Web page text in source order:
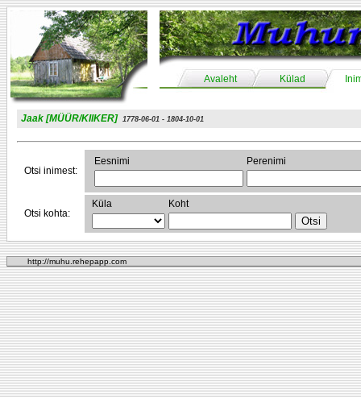
Avaleht Külad
Jaak [MÜÜR/KIIKER] 1778-06-01 - 1804-10-01
Otsi inimest:
Eesnimi Perenimi
Otsi kohta:
Küla Koht
http://muhu.rehepapp.com